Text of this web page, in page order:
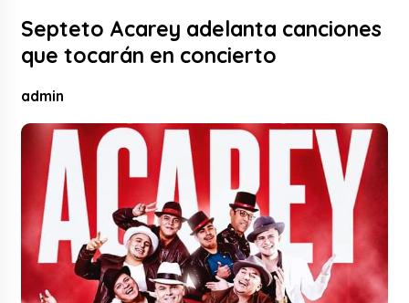
Septeto Acarey adelanta canciones
que tocarán en concierto
admin